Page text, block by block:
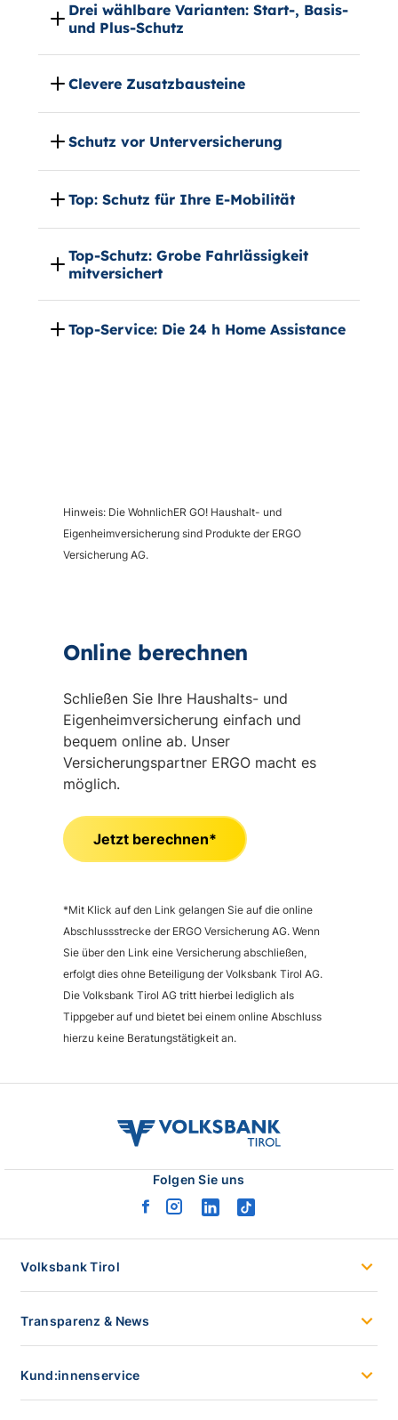
Online berechnen
Schließen Sie Ihre Haushalts- und
Eigenheimversicherung einfach und
bequem online ab. Unser
Versicherungspartner ERGO macht es
möglich.
Jetzt berechnen*
*Mit Klick auf den Link gelangen Sie auf die online
Abschlussstrecke der ERGO Versicherung AG. Wenn
Sie über den Link eine Versicherung abschließen,
erfolgt dies ohne Beteiligung der Volksbank Tirol AG.
Die Volksbank Tirol AG tritt hierbei lediglich als
Tippgeber auf und bietet bei einem online Abschluss
hierzu keine Beratungstätigkeit an.
volksbank
Folgen Sie uns
facebook
instagram
linkedintiktok
Volksbank Tirol
Transparenz & News
Kund:innenservice